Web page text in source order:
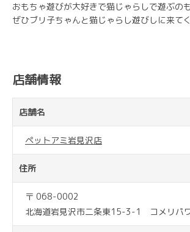
おもちゃ遊びが大好きで猫じゃらしで遊ぶの
ぜひブリ子ちゃんと猫じゃらし遊びしに来て
店舗情報
店舗名
ペットアミ岩見沢店
住所
〒 068-0002
北海道岩見沢市二条東15-3-1 コメリパ